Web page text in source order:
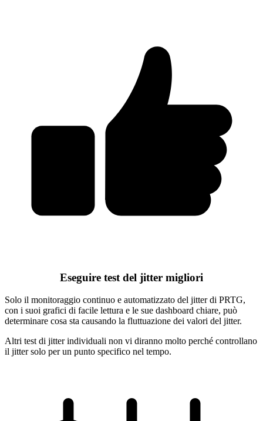
Eseguire test del jitter migliori
Solo il monitoraggio continuo e automatizzato del jitter di PRTG,
con i suoi grafici di facile lettura e le sue dashboard chiare, può
determinare cosa sta causando la fluttuazione dei valori del jitter.
Altri test di jitter individuali non vi diranno molto perché controllano
il jitter solo per un punto specifico nel tempo.